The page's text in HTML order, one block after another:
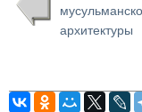
архитектуры